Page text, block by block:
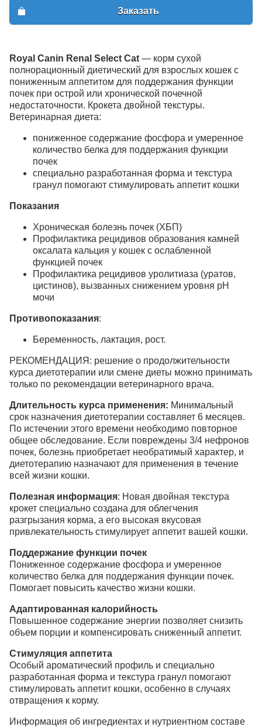
Заказать
Royal Canin Renal Select Cat — корм сухой
полнорационный диетический для взрослых кошек с
пониженным аппетитом для поддержания функции
почек при острой или хронической почечной
недостаточности. Крокета двойной текстуры.
Ветеринарная диета:
пониженное содержание фосфора и умеренное
количество белка для поддержания функции
почек
специально разработанная форма и текстура
гранул помогают стимулировать аппетит кошки
Показания
Хроническая болезнь почек (ХБП)
Профилактика рецидивов образования камней
оксалата кальция у кошек с ослабленной
функцией почек
Профилактика рецидивов уролитиаза (уратов,
цистинов), вызванных снижением уровня рН
мочи
Противопоказания:
Беременность, лактация, рост.
РЕКОМЕНДАЦИЯ: решение о продолжительности
курса диетотерапии или смене диеты можно принимать
только по рекомендации ветеринарного врача.
Длительность курса применения: Минимальный
срок назначения диетотерапии составляет 6 месяцев.
По истечении этого времени необходимо повторное
общее обследование. Если повреждены 3/4 нефронов
почек, болезнь приобретает необратимый характер, и
диетотерапию назначают для применения в течение
всей жизни кошки.
Полезная информация: Новая двойная текстура
крокет специально создана для облегчения
разгрызания корма, а его высокая вкусовая
привлекательность стимулирует аппетит вашей кошки.
Поддержание функции почек
Пониженное содержание фосфора и умеренное
количество белка для поддержания функции почек.
Помогает повысить качество жизни кошки.
Адаптированная калорийность
Повышенное содержание энергии позволяет снизить
объем порции и компенсировать сниженный аппетит.
Стимуляция аппетита
Особый ароматический профиль и специально
разработанная форма и текстура гранул помогают
стимулировать аппетит кошки, особенно в случаях
отвращения к корму.
Информация об ингредиентах и нутриентном составе